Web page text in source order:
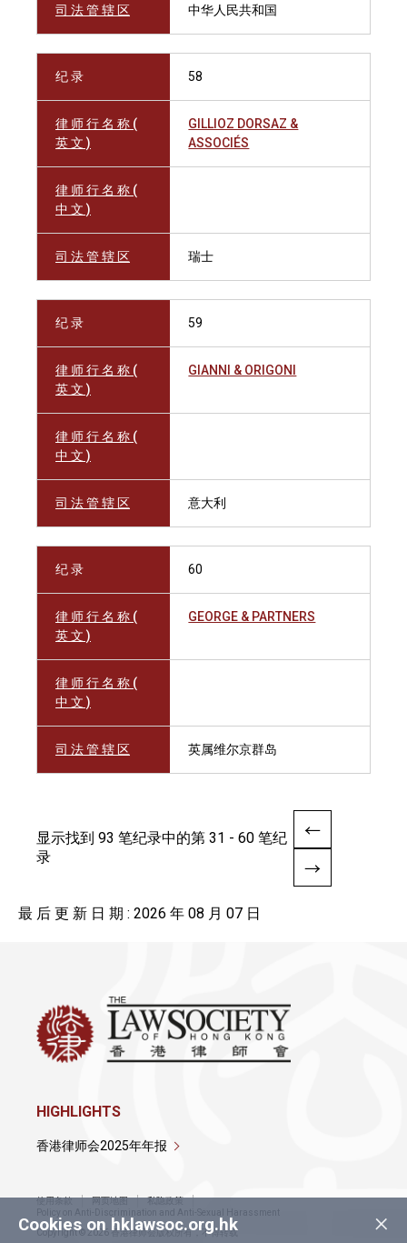
司 法 管 辖 区 中华人民共和国
纪 录 58
律 师 行 名 称 (
英 文 )
GILLIOZ DORSAZ &
ASSOCIÉS
律 师 行 名 称 (
中 文 )
司 法 管 辖 区 瑞士
纪 录 59
律 师 行 名 称 (
英 文 )
GIANNI & ORIGONI
律 师 行 名 称 (
中 文 )
司 法 管 辖 区 意大利
纪 录 60
律 师 行 名 称 (
英 文 )
GEORGE & PARTNERS
律 师 行 名 称 (
中 文 )
司 法 管 辖 区 英属维尔京群岛
显示找到 93 笔纪录中的第 31 - 60 笔纪
录
最 后 更 新 日 期 : 2026 年 08 月 07 日
×
Cookies on hklawsoc.org.hk
HIGHLIGHTS
香港律师会2025年年报
使用条款 网页地图
私隐政策
Policy on Anti-Discrimination and Anti-Sexual Harassment
Copyright © 2026 香港律师会版权所有，不得转载